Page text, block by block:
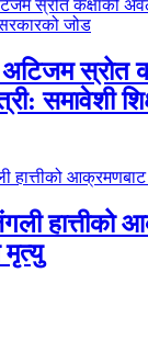
स्रोत
समावेशी
हात्तीको
मृत्यु